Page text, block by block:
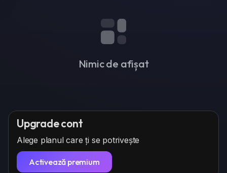
Nimic de afișat
Upgrade cont
Alege planul care ți se potrivește
Activează premium